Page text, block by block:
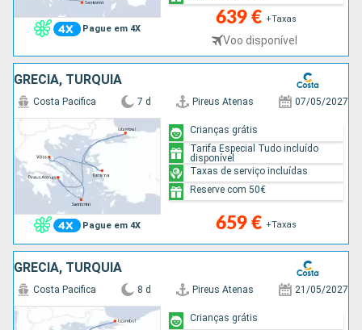
Pague em 4X
639 € +Taxas
Voo disponível
GRÉCIA, TURQUIA
Pague em 4X
Costa Pacifica 7 d Pireus Atenas 07/05/2027
659 € +Taxas
Crianças grátis
Tarifa Especial Tudo incluído
disponível
Taxas de serviço incluídas
Reserve com 50€
GRÉCIA, TURQUIA
Costa Pacifica 8 d Pireus Atenas 21/05/2027
Crianças grátis